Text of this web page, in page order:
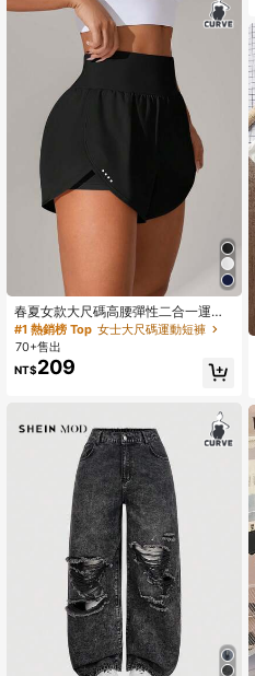
春夏女款大尺碼高腰彈性二合一運動
短褲，適合瑜伽、跑步、網球、高爾
夫、戶外穿著
#1 熱銷榜 Top 女士大尺碼運動短褲
70+售出
NT$209